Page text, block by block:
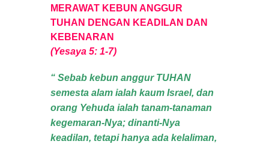
MERAWAT KEBUN ANGGUR
TUHAN DENGAN KEADILAN DAN
KEBENARAN
(Yesaya 5: 1-7)
“ Sebab kebun anggur TUHAN
semesta alam ialah kaum Israel, dan
orang Yehuda ialah tanam-tanaman
kegemaran-Nya; dinanti-Nya
keadilan, tetapi hanya ada kelaliman,